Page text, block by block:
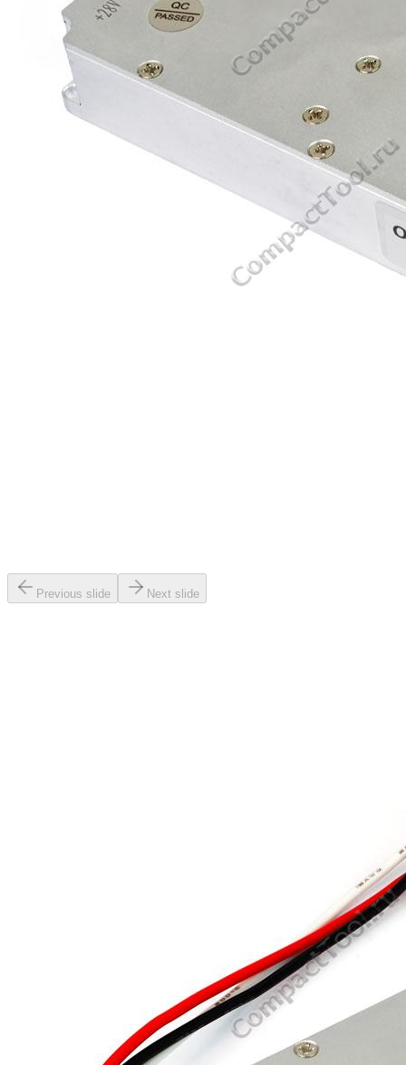
Previous slide Next slide